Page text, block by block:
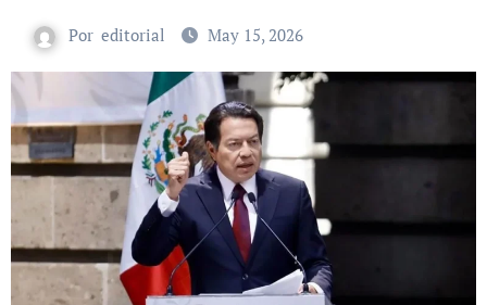
Por editorial May 15, 2026